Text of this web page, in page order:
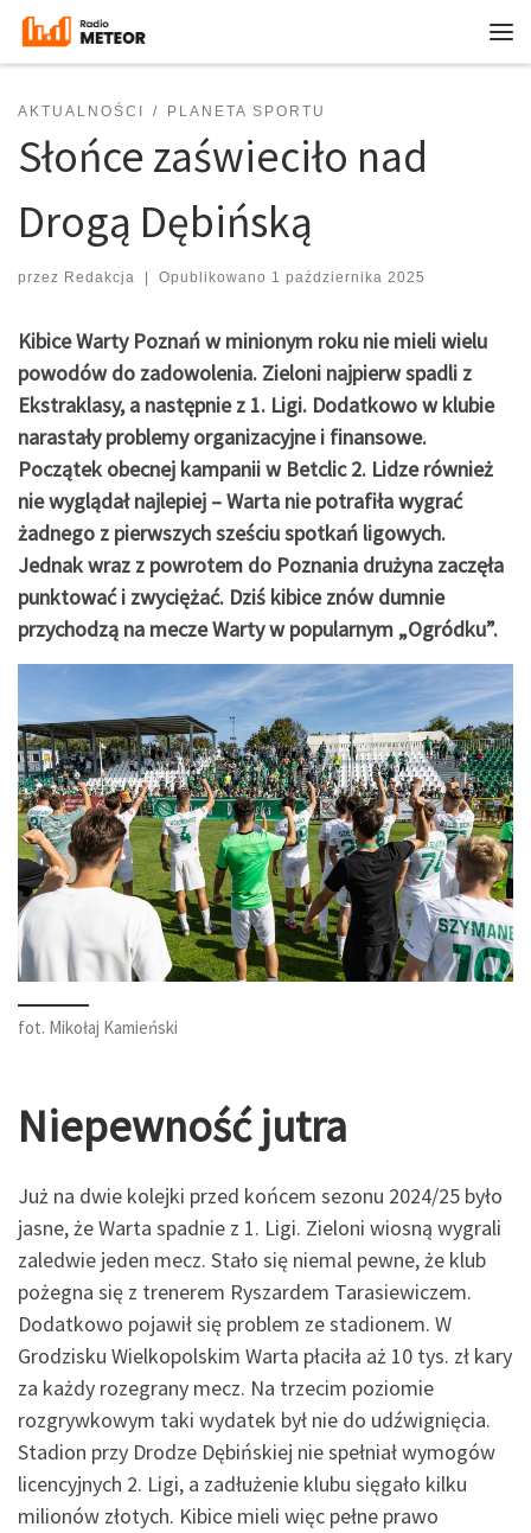
Przejdź do treści
AKTUALNOŚCI PLANETA SPORTU
Słońce zaświeciło nad
Drogą Dębińską
przez Redakcja Opublikowano 1 października 2025
Kibice Warty Poznań w minionym roku nie mieli wielu
powodów do zadowolenia. Zieloni najpierw spadli z
Ekstraklasy, a następnie z 1. Ligi. Dodatkowo w klubie
narastały problemy organizacyjne i finansowe.
Początek obecnej kampanii w Betclic 2. Lidze również
nie wyglądał najlepiej – Warta nie potrafiła wygrać
żadnego z pierwszych sześciu spotkań ligowych.
Jednak wraz z powrotem do Poznania drużyna zaczęła
punktować i zwyciężać. Dziś kibice znów dumnie
przychodzą na mecze Warty w popularnym „Ogródku”.
fot. Mikołaj Kamieński
Niepewność jutra
Już na dwie kolejki przed końcem sezonu 2024/25 było
jasne, że Warta spadnie z 1. Ligi. Zieloni wiosną wygrali
zaledwie jeden mecz. Stało się niemal pewne, że klub
pożegna się z trenerem Ryszardem Tarasiewiczem.
Dodatkowo pojawił się problem ze stadionem. W
Grodzisku Wielkopolskim Warta płaciła aż 10 tys. zł kary
za każdy rozegrany mecz. Na trzecim poziomie
rozgrywkowym taki wydatek był nie do udźwignięcia.
Stadion przy Drodze Dębińskiej nie spełniał wymogów
licencyjnych 2. Ligi, a zadłużenie klubu sięgało kilku
milionów złotych. Kibice mieli więc pełne prawo